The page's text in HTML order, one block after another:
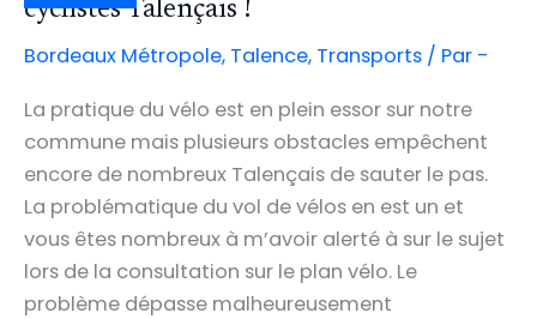
cyclistes Talençais !
Bordeaux Métropole, Talence, Transports / Par -
La pratique du vélo est en plein essor sur notre
commune mais plusieurs obstacles empêchent
encore de nombreux Talençais de sauter le pas.
La problématique du vol de vélos en est un et
vous êtes nombreux à m’avoir alerté à sur le sujet
lors de la consultation sur le plan vélo. Le
problème dépasse malheureusement